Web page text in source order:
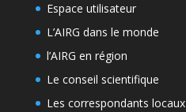
Espace utilisateur
L’AIRG dans le monde
l’AIRG en région
Le conseil scientifique
Les correspondants locaux